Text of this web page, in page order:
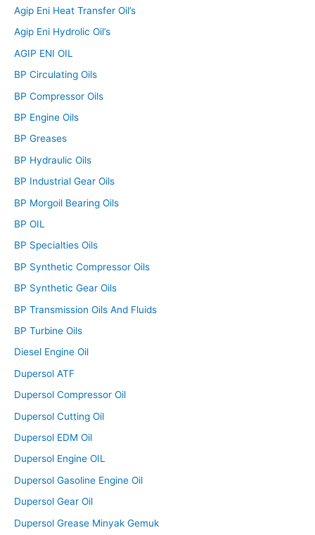
Agip Eni Heat Transfer Oil’s
Agip Eni Hydrolic Oil’s
AGIP ENI OIL
BP Circulating Oils
BP Compressor Oils
BP Engine Oils
BP Greases
BP Hydraulic Oils
BP Industrial Gear Oils
BP Morgoil Bearing Oils
BP OIL
BP Specialties Oils
BP Synthetic Compressor Oils
BP Synthetic Gear Oils
BP Transmission Oils And Fluids
BP Turbine Oils
Diesel Engine Oil
Dupersol ATF
Dupersol Compressor Oil
Dupersol Cutting Oil
Dupersol EDM Oil
Dupersol Engine OIL
Dupersol Gasoline Engine Oil
Dupersol Gear Oil
Dupersol Grease Minyak Gemuk